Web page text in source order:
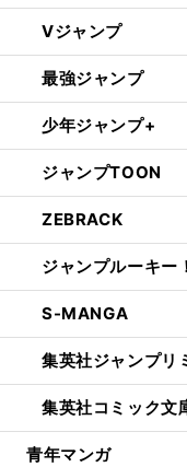
Vジャンプ
最強ジャンプ
少年ジャンプ+
ジャンプTOON
ZEBRACK
ジャンプルーキー！
S-MANGA
集英社ジャンプリ
集英社コミック文
青年マンガ